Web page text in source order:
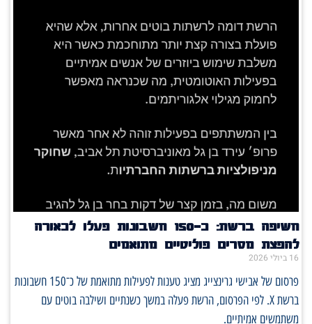
חשיפה ברשת: כ־150 חשבונות פעלו לכאורה
להפצת מסרים פוליטיים מתואמים
16 ביולי 2026
פרסום של אבישי גרינצייג מציג טענות לפעילות מתואמת של כ־150 חשבונות
ברשת X. לפי הפרסום, הרשת פעלה במשך כשנתיים ושילבה בוטים עם
משתמשים אמיתיים.